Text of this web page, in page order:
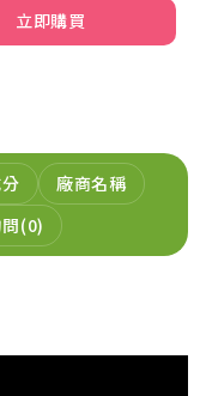
車
立即購買
廠商名稱
0